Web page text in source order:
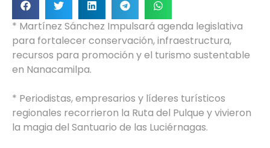
* Martínez Sánchez Impulsará agenda legislativa
para fortalecer conservación, infraestructura,
recursos para promoción y el turismo sustentable
en Nanacamilpa.
* Periodistas, empresarios y líderes turísticos
regionales recorrieron la Ruta del Pulque y vivieron
la magia del Santuario de las Luciérnagas.